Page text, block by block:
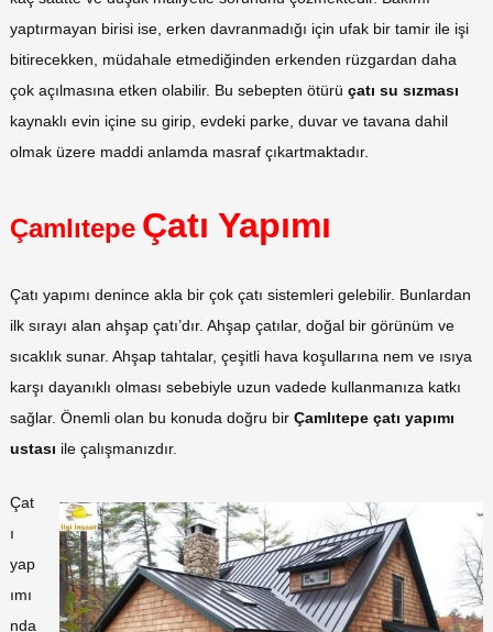
yaptırmayan birisi ise, erken davranmadığı için ufak bir tamir ile işi
bitirecekken, müdahale etmediğinden erkenden rüzgardan daha
çok açılmasına etken olabilir. Bu sebepten ötürü çatı su sızması
kaynaklı evin içine su girip, evdeki parke, duvar ve tavana dahil
olmak üzere maddi anlamda masraf çıkartmaktadır.
Çamlıtepe Çatı Yapımı
Çatı yapımı denince akla bir çok çatı sistemleri gelebilir. Bunlardan
ilk sırayı alan ahşap çatı’dır. Ahşap çatılar, doğal bir görünüm ve
sıcaklık sunar. Ahşap tahtalar, çeşitli hava koşullarına nem ve ısıya
karşı dayanıklı olması sebebiyle uzun vadede kullanmanıza katkı
sağlar. Önemli olan bu konuda doğru bir Çamlıtepe çatı yapımı
ustası ile çalışmanızdır.
Çat
ı
yap
ımı
nda